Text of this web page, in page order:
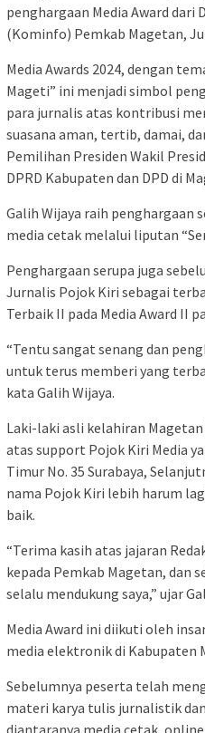
penghargaan Media Award
(Kominfo) Pemkab Magetan,
Media Awards 2024, dengan
Mageti” ini menjadi simbol
para jurnalis atas kontribusi
suasana aman, tertib, damai,
Pemilihan Presiden Wakil
DPRD Kabupaten dan DPD di
Galih Wijaya raih penghargaan
media cetak melalui liputan
Penghargaan serupa juga
Jurnalis Pojok Kiri sebagai
Terbaik II pada Media Award II
“Tentu sangat senang dan
untuk terus memberi yang
kata Galih Wijaya.
Laki-laki asli kelahiran
atas support Pojok Kiri Media
Timur No. 35 Surabaya,
nama Pojok Kiri lebih harum
baik.
“Terima kasih atas jajaran
kepada Pemkab Magetan, dan
selalu mendukung saya,” ujar
Media Award ini diikuti oleh
media elektronik di Kabupaten
Sebelumnya peserta telah
materi karya tulis jurnalistik
diantaranya media cetak,